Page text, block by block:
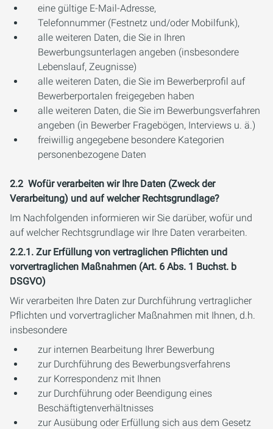
eine gültige E-Mail-Adresse,
Telefonnummer (Festnetz und/oder Mobilfunk),
alle weiteren Daten, die Sie in Ihren
Bewerbungsunterlagen angeben (insbesondere
Lebenslauf, Zeugnisse)
alle weiteren Daten, die Sie im Bewerberprofil auf
Bewerberportalen freigegeben haben
alle weiteren Daten, die Sie im Bewerbungsverfahren
angeben (in Bewerber Fragebögen, Interviews u. ä.)
freiwillig angegebene besondere Kategorien
personenbezogene Daten
2.2 Wofür verarbeiten wir Ihre Daten (Zweck der
Verarbeitung) und auf welcher Rechtsgrundlage?
Im Nachfolgenden informieren wir Sie darüber, wofür und
auf welcher Rechtsgrundlage wir Ihre Daten verarbeiten.
2.2.1. Zur Erfüllung von vertraglichen Pflichten und
vorvertraglichen Maßnahmen (Art. 6 Abs. 1 Buchst. b
DSGVO)
Wir verarbeiten Ihre Daten zur Durchführung vertraglicher
Pflichten und vorvertraglicher Maßnahmen mit Ihnen, d.h.
insbesondere
zur internen Bearbeitung Ihrer Bewerbung
zur Durchführung des Bewerbungsverfahrens
zur Korrespondenz mit Ihnen
zur Durchführung oder Beendigung eines
Beschäftigtenverhältnisses
zur Ausübung oder Erfüllung sich aus dem Gesetz